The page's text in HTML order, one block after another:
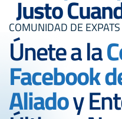
Justo
COMUNIDAD DE EXPATS
Únete a la
Facebook
Aliadoy